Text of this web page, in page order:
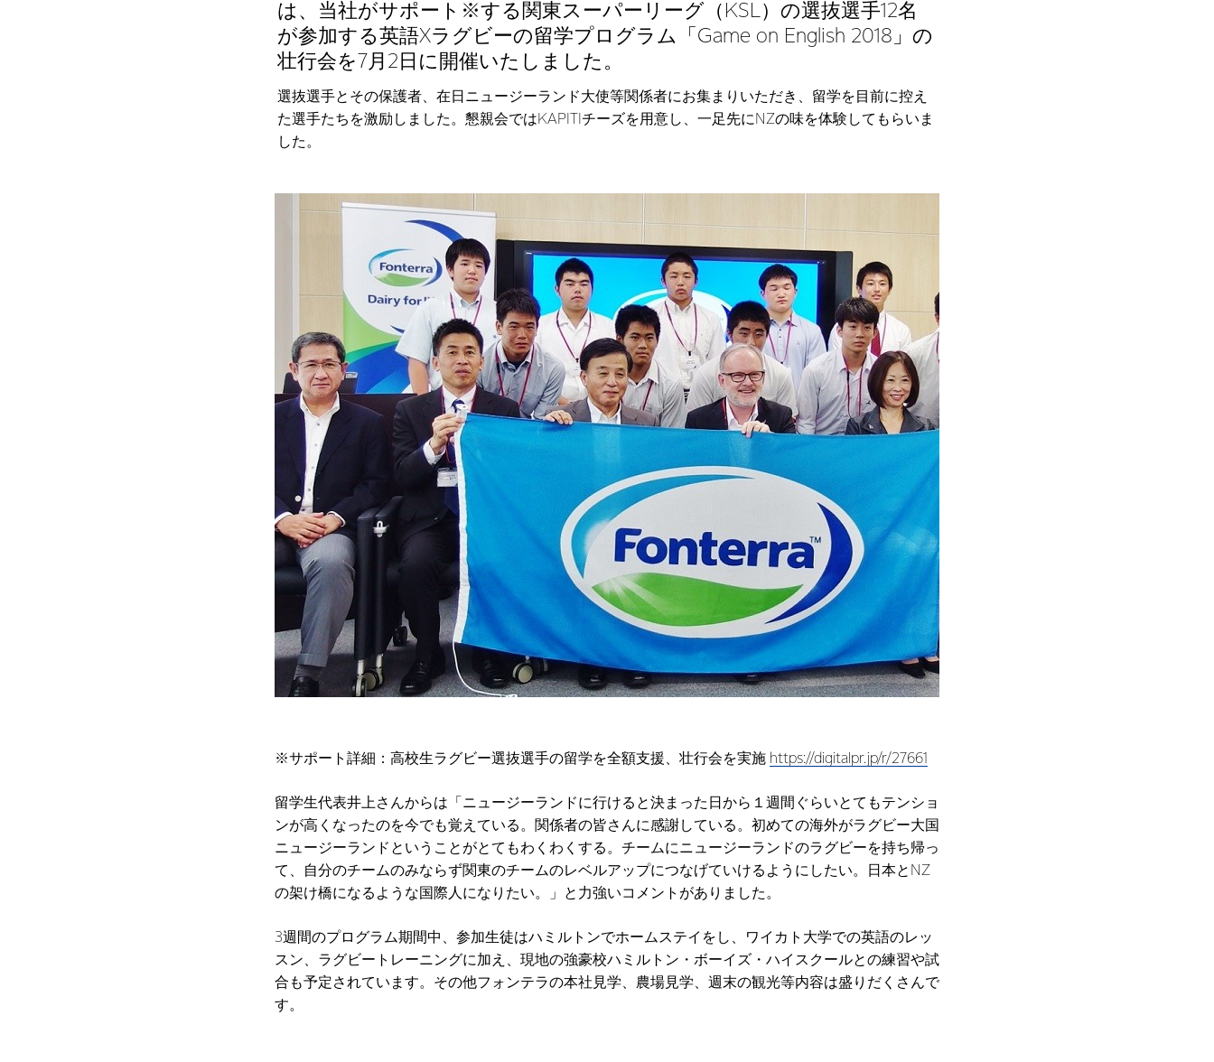
は、当社がサポート※する関東スーパーリーグ（KSL）の選抜選手12名
が参加する英語Xラグビーの留学プログラム「Game on English 2018」の
壮行会を7月2日に開催いたしました。
選抜選手とその保護者、在日ニュージーランド大使等関係者にお集まりいただき、留学を目前に控え
た選手たちを激励しました。懇親会ではKAPITIチーズを用意し、一足先にNZの味を体験してもらいま
した。
※サポート詳細：高校生ラグビー選抜選手の留学を全額支援、壮行会を実施 https://digitalpr.jp/r/27661
留学生代表井上さんからは「ニュージーランドに行けると決まった日から１週間ぐらいとてもテンショ
ンが高くなったのを今でも覚えている。関係者の皆さんに感謝している。初めての海外がラグビー大国
ニュージーランドということがとてもわくわくする。チームにニュージーランドのラグビーを持ち帰っ
て、自分のチームのみならず関東のチームのレベルアップにつなげていけるようにしたい。日本とNZ
の架け橋になるような国際人になりたい。」と力強いコメントがありました。
3週間のプログラム期間中、参加生徒はハミルトンでホームステイをし、ワイカト大学での英語のレッ
スン、ラグビートレーニングに加え、現地の強豪校ハミルトン・ボーイズ・ハイスクールとの練習や試
合も予定されています。その他フォンテラの本社見学、農場見学、週末の観光等内容は盛りだくさんで
す。